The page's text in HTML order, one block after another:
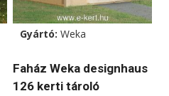
változatok
termékoldalon
választhatók
Gyártó: Weka
Faház Weka designhaus
126 kerti tároló